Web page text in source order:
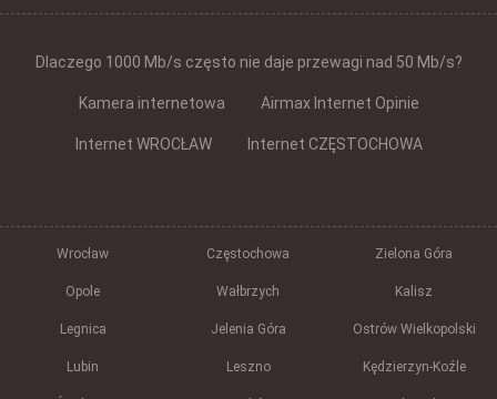
Dlaczego 1000 Mb/s często nie daje przewagi nad 50 Mb/s?
Kamera internetowa Airmax Internet Opinie
Internet WROCŁAW Internet CZĘSTOCHOWA
Wrocław Częstochowa Zielona Góra
Opole Wałbrzych Kalisz
Legnica Jelenia Góra Ostrów Wielkopolski
Lubin Leszno Kędzierzyn-Koźle